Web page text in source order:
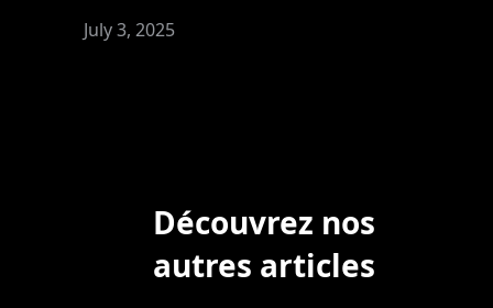
July 3, 2025
Découvrez nos
autres articles